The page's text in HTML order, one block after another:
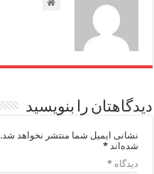
دیدگاهتان را بنویسید
نشانی ایمیل شما منتشر نخواهد شد.
شده‌اند*
دیدگاه*